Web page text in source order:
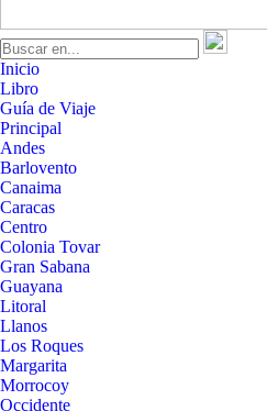
Inicio
Libro
Guía de Viaje
Principal
Andes
Barlovento
Canaima
Caracas
Centro
Colonia Tovar
Gran Sabana
Guayana
Litoral
Llanos
Los Roques
Margarita
Morrocoy
Occidente